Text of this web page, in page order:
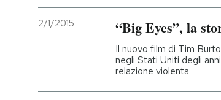
2/1/2015 “Big Eyes”, la
Il nuovo film di Tim
negli Stati Uniti degli
relazione violenta